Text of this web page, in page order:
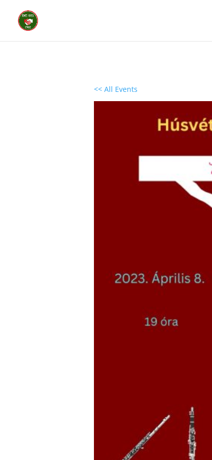
<< All Events